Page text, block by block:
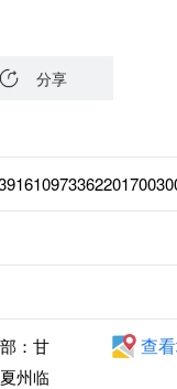
分享
：甘
州临
查